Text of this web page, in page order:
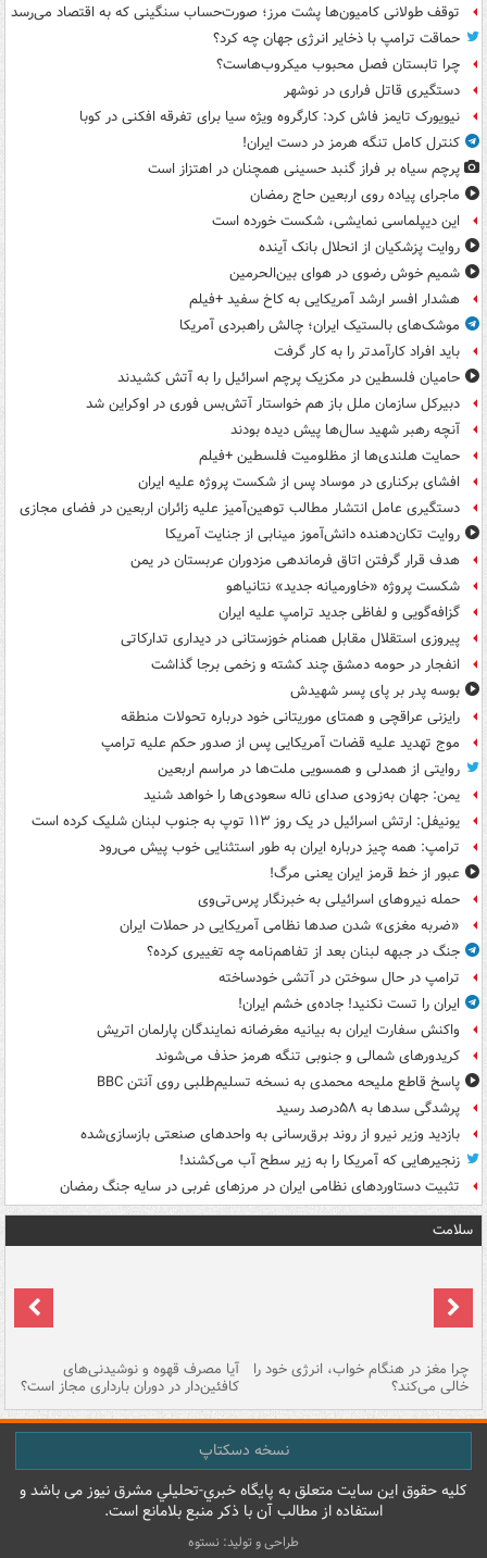
توقف طولانی کامیون‌ها پشت مرز؛ صورت‌حساب سنگینی که به اقتصاد می‌رسد
حماقت ترامپ با ذخایر انرژی جهان چه کرد؟
چرا تابستان فصل محبوب میکروب‌هاست؟
دستگیری قاتل فراری در نوشهر
نیویورک تایمز فاش کرد: کارگروه ویژه سیا برای تفرقه افکنی در کوبا
کنترل کامل تنگه هرمز در دست ایران!
پرچم سیاه بر فراز گنبد حسینی همچنان در اهتزاز است
ماجرای پیاده روی اربعین حاج رمضان
این دیپلماسی نمایشی، شکست خورده است
روایت پزشکیان از انحلال بانک آینده
شمیم خوش رضوی در هوای بین‌الحرمین
هشدار افسر ارشد آمریکایی به کاخ سفید +فیلم
موشک‌های بالستیک ایران؛ چالش راهبردی آمریکا
باید افراد کارآمدتر را به کار گرفت
حامیان فلسطین در مکزیک پرچم اسرائیل را به آتش کشیدند
دبیرکل سازمان ملل باز هم خواستار آتش‌بس فوری در اوکراین شد
آنچه رهبر شهید سال‌ها پیش دیده بودند
حمایت هلندی‌ها از مظلومیت فلسطین +فیلم
افشای برکناری در موساد پس از شکست پروژه علیه ایران
دستگیری عامل انتشار مطالب توهین‌آمیز علیه زائران اربعین در فضای مجازی
روایت تکان‌دهنده دانش‌آموز مینابی از جنایت آمریکا
هدف قرار گرفتن اتاق‌ فرماندهی مزدوران عربستان در یمن
شکست پروژه «خاورمیانه جدید» نتانیاهو
گزافه‌گویی و لفاظی جدید ترامپ علیه ایران
پیروزی استقلال مقابل همنام خوزستانی در دیداری تدارکاتی
انفجار در حومه دمشق چند کشته و زخمی برجا گذاشت
بوسه‌ پدر بر پای پسر شهیدش
رایزنی عراقچی و همتای موریتانی خود درباره تحولات منطقه
موج تهدید علیه قضات آمریکایی پس از صدور حکم علیه ترامپ
روایتی از همدلی و همسویی ملت‌ها در مراسم اربعین
یمن: جهان به‌زودی صدای ناله سعودی‌ها را خواهد شنید
یونیفل: ارتش اسرائیل در یک روز ۱۱۳ توپ به جنوب لبنان شلیک کرده است
ترامپ: همه چیز درباره ایران به طور استثنایی خوب پیش می‌رود
عبور از خط قرمز ایران یعنی مرگ!
حمله نیروهای اسرائیلی به خبرنگار پرس‌تی‌وی
«ضربه مغزی» شدن صدها نظامی آمریکایی در حملات ایران
جنگ در جبهه لبنان بعد از تفاهم‌نامه چه تغییری کرده؟
ترامپ در حال سوختن در آتشی خودساخته
ایران را تست نکنید! جاده‌ی خشم ایران!
واکنش سفارت ایران به بیانیه مغرضانه نمایندگان پارلمان اتریش
کریدورهای شمالی و جنوبی تنگه هرمز حذف می‌شوند
پاسخ قاطع ملیحه محمدی به نسخه تسلیم‌طلبی روی آنتن BBC
پرشدگی سدها به ۵۸درصد رسید
بازدید وزیر نیرو از روند برق‌رسانی به واحدهای صنعتی بازسازی‌شده
زنجیرهایی که آمریکا را به زیر سطح آب می‌کشند!
تثبیت دستاوردهای نظامی ایران در مرزهای غربی در سایه جنگ رمضان
سلامت
چرا مغز در هنگام خواب، انرژی خود را
خالی می‌کند؟
آیا مصرف قهوه و نوشیدنی‌های
کافئین‌دار در دوران بارداری مجاز است؟
نسخه دسکتاپ
کليه حقوق اين سايت متعلق به پایگاه خبري-تحليلي مشرق نيوز می باشد و
استفاده از مطالب آن با ذکر منبع بلامانع است.
طراحی و تولید: نستوه